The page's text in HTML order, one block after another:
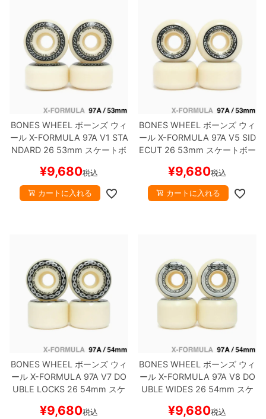
BONES WHEEL ボーンズ ウィ
ールX-FORMULA 97A V1 STA
NDARD 26 53mm スケートボ
¥9,680税込
カートに入れる
BONES WHEEL ボーンズ ウィ
ールX-FORMULA 97A V5 SID
ECUT 26 53mm スケートボー
¥9,680税込
カートに入れる
BONES WHEEL ボーンズ ウィ
ール X-FORMULA 97A V7 DO
UBLE LOCKS 26 54mm スケ
¥9,680税込
BONES WHEEL ボーンズ ウィ
ールX-FORMULA 97A V8 DO
UBLE WIDES 26 54mm スケ
¥9,680税込